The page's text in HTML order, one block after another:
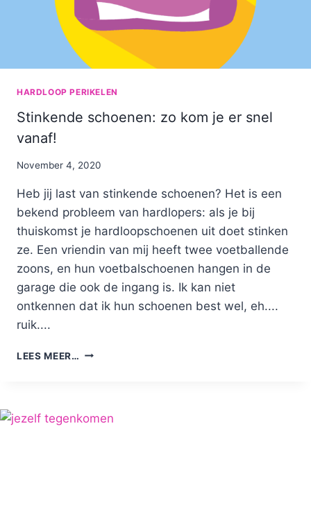
HARDLOOP PERIKELEN
Stinkende schoenen: zo kom je er snel
vanaf!
By
November 4, 2020
Heb jij last van stinkende schoenen? Het is een
bekend probleem van hardlopers: als je bij
thuiskomst je hardloopschoenen uit doet stinken
ze. Een vriendin van mij heeft twee voetballende
zoons, en hun voetbalschoenen hangen in de
garage die ook de ingang is. Ik kan niet
ontkennen dat ik hun schoenen best wel, eh....
ruik....
LEES MEER… STINKENDE
ER